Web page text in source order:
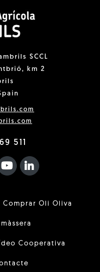
SCCL
km 2
511
F
YOUTUBEFA LINKEDIN
Comprar Oli Oliva
Cooperativa